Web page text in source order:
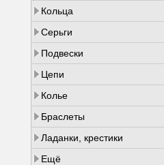
Кольца
Серьги
Подвески
Цепи
Колье
Браслеты
Ладанки, крестики
Ещё